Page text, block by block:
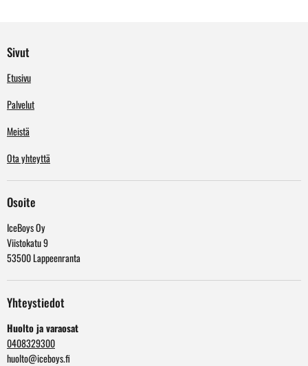
Sivut
Etusivu
Palvelut
Meistä
Ota yhteyttä
Osoite
IceBoys Oy
Viistokatu 9
53500 Lappeenranta
Yhteystiedot
Huolto ja varaosat
0408329300
huolto@iceboys.fi